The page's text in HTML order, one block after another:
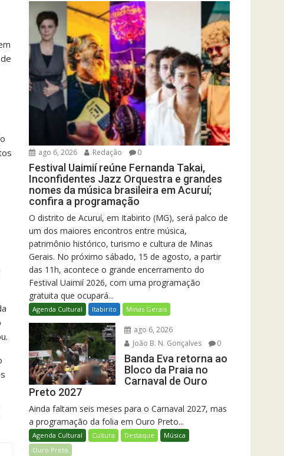
ago 6, 2026 Redação 0
Festival Uaimií reúne Fernanda Takai,
Inconfidentes Jazz Orquestra e grandes
nomes da música brasileira em Acuruí;
confira a programação
O distrito de Acuruí, em Itabirito (MG), será palco de
um dos maiores encontros entre música,
patrimônio histórico, turismo e cultura de Minas
Gerais. No próximo sábado, 15 de agosto, a partir
das 11h, acontece o grande encerramento do
Festival Uaimií 2026, com uma programação
gratuita que ocupará...
Agenda Cultural Itabirito Minas Gerais
ago 6, 2026
João B. N. Gonçalves
0
Banda Eva retorna ao
Bloco da Praia no
Carnaval de Ouro
Preto 2027
Ainda faltam seis meses para o Carnaval 2027, mas
a programação da folia em Ouro Preto...
Agenda Cultural Cultura Destaque
Música
Ouro Preto